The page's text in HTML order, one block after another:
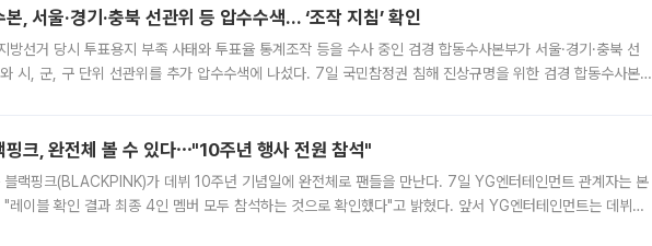
본, 서울·경기·충북 선관위 등 압수수색… ‘조작 지침’ 확인
방선거 당시 투표용지 부족 사태와 투표율 통계조작 등을 수사 중인 검경 합동수사본부가 서울·경기·충북 선
시, 군, 구 단위 선관위를 추가 압수수색에 나섰다. 7일 국민참정권 침해 진상규명을 위한 검경 합동수사본
핑크, 완전체 볼 수 있다⋯"10주년 행사 전원 참석"
블랙핑크(BLACKPINK)가 데뷔 10주년 기념일에 완전체로 팬들을 만난다. 7일 YG엔터테인먼트 관계자는 본
"레이블 확인 결과 최종 4인 멤버 모두 참석하는 것으로 확인했다"고 밝혔다. 앞서 YG엔터테인먼트는 데뷔